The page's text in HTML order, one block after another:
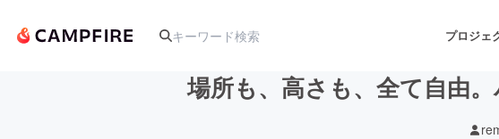
プロジェ
場所も、高さも、全て自由